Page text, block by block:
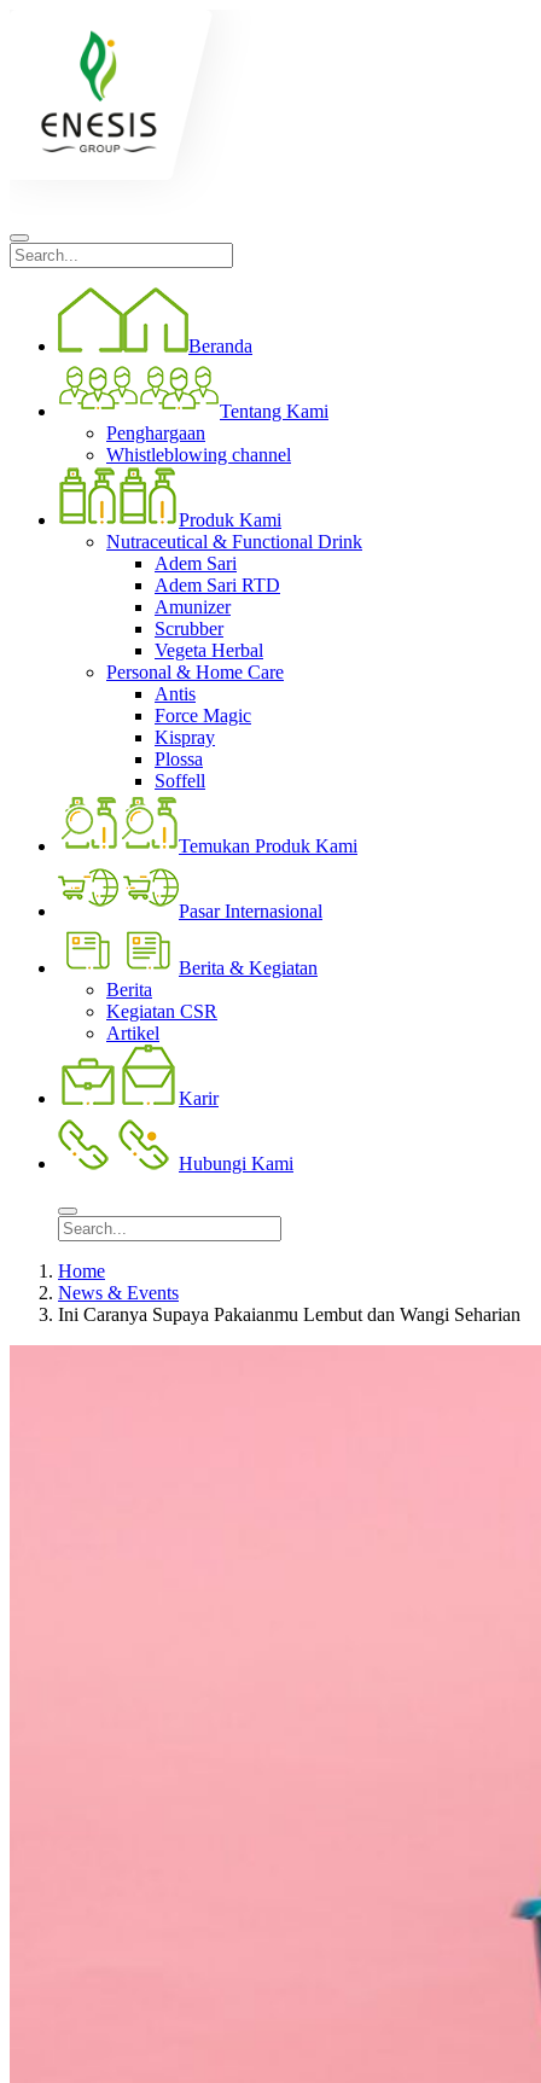
Beranda
Tentang Kami
Penghargaan
Whistleblowing channel
Produk Kami
Nutraceutical & Functional Drink
Adem Sari
Adem Sari RTD
Amunizer
Scrubber
Vegeta Herbal
Personal & Home Care
Antis
Force Magic
Kispray
Plossa
Soffell
Temukan Produk Kami
Pasar Internasional
Berita & Kegiatan
Berita
Kegiatan CSR
Artikel
Karir
Hubungi Kami
Home
News & Events
Ini Caranya Supaya Pakaianmu Lembut dan Wangi Seharian